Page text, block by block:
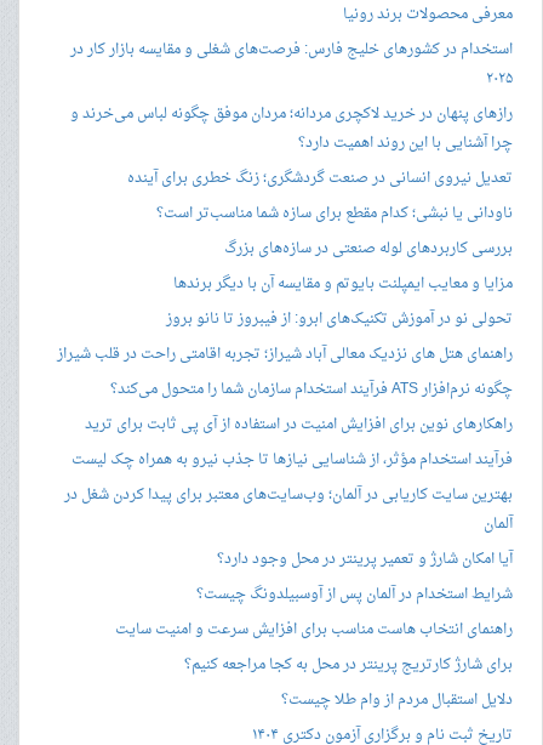
معرفی محصولات برند رونیا
استخدام در کشورهای خلیج فارس: فرصت‌های شغلی و مقایسه بازار کار در
۲۰۲۵
رازهای پنهان در خرید لاکچری مردانه؛ مردان موفق چگونه لباس می‌خرند و
چرا آشنایی با این روند اهمیت دارد؟
تعدیل نیروی انسانی در صنعت گردشگری؛ زنگ خطری برای آینده
ناودانی یا نبشی؛ کدام مقطع برای سازه شما مناسب‌تر است؟
بررسی کاربردهای لوله صنعتی در سازه‌های بزرگ
مزایا و معایب ایمپلنت بایوتم و مقایسه آن با دیگر برندها
تحولی نو در آموزش تکنیک‌های ابرو: از فیبروز تا نانو بروز
راهنمای هتل های نزدیک معالی آباد شیراز؛ تجربه اقامتی راحت در قلب شیراز
چگونه نرم‌افزار ATS فرآیند استخدام سازمان شما را متحول می‌کند؟
راهکارهای نوین برای افزایش امنیت در استفاده از آی پی ثابت برای ترید
فرآیند استخدام مؤثر، از شناسایی نیازها تا جذب نیرو به همراه چک لیست
بهترین سایت کاریابی در آلمان؛ وب‌سایت‌های معتبر برای پیدا کردن شغل در
آلمان
آیا امکان شارژ و تعمیر پرینتر در محل وجود دارد؟
شرایط استخدام در آلمان پس از آوسبیلدونگ چیست؟
راهنمای انتخاب هاست مناسب برای افزایش سرعت و امنیت سایت
برای شارژ کارتریج پرینتر در محل به کجا مراجعه کنیم؟
دلایل استقبال مردم از وام طلا چیست؟
تاریخ ثبت نام و برگزاری آزمون دکتری ۱۴۰۴